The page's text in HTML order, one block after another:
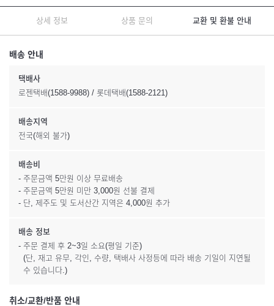
상세 정보 상품 문의 교환 및 환불 안내
배송 안내
택배사
로젠택배(1588-9988) / 롯데택배(1588-2121)
배송지역
전국(해외 불가)
배송비
- 주문금액 5만원 이상 무료배송
- 주문금액 5만원 미만 3,000원 선불 결제
- 단, 제주도 및 도서산간 지역은 4,000원 추가
배송 정보
- 주문 결제 후 2~3일 소요(평일 기준)
(단, 재고 유무, 각인, 수량, 택배사 사정등에 따라 배송 기일이 지연될
수 있습니다.)
취소/교환/반품 안내